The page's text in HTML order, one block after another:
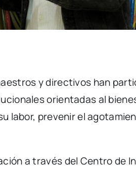
y directivos han
orientadas al
labor, prevenir el
a través del Centro de